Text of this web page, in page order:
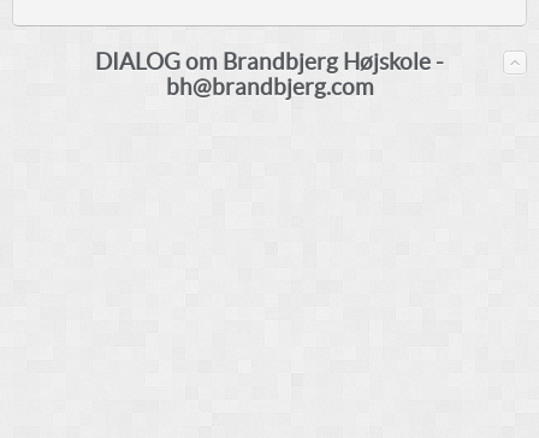
DIALOG om Brandbjerg Højskole -
bh@brandbjerg.com